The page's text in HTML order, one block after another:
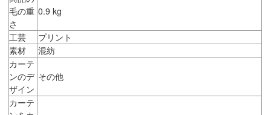
毛の重
さ
0.9 kg
工芸
プリント
素材
混紡
カーテ
ンのデ
ザイン
その他
カーテ